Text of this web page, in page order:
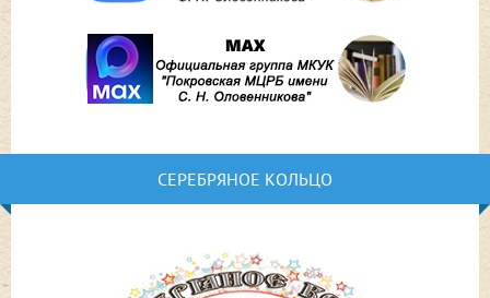
СЕРЕБРЯНОЕ КОЛЬЦО